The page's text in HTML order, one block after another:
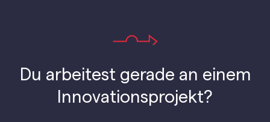
Du arbeitest gerade an einem
Innovationsprojekt?